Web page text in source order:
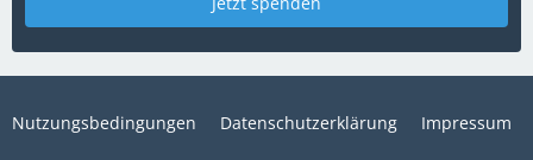
Nutzungsbedingungen Datenschutzerklärung Impressum